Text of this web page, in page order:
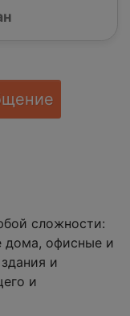
сложности:
дома, офисные и
и
и